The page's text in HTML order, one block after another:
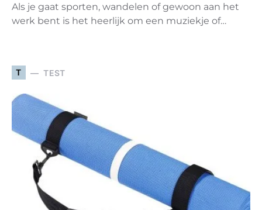
Als je gaat sporten, wandelen of gewoon aan het
werk bent is het heerlijk om een muziekje of…
T TEST